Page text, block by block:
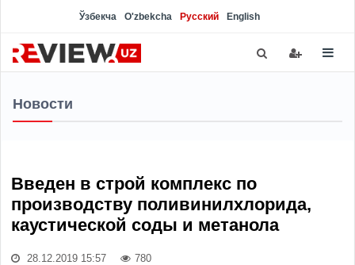
Ўзбекча O'zbekcha Русский English
Новости
Введен в строй комплекс по
производству поливинилхлорида,
каустической соды и метанола
28.12.2019 15:57 780